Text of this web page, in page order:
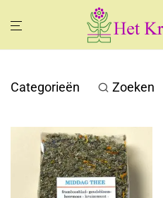
Categorieën Zoeken